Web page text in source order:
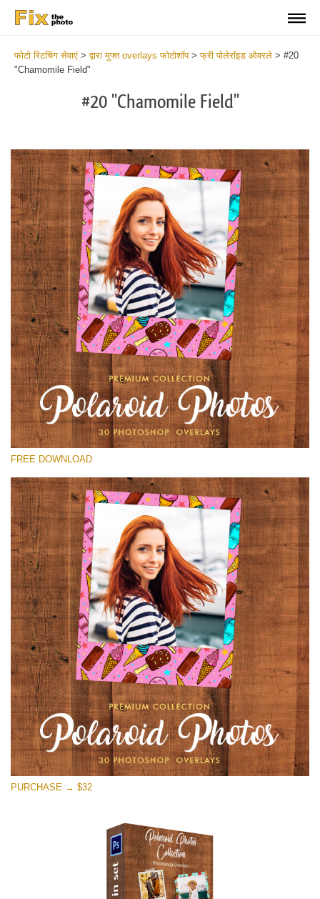
फोटो रिटचिंग सेवाएं >द्वारा मुफ्त overlays फोटोशॉप>फ्री पोलेरॉइड ओवरले > #20
"Chamomile Field"
#20 "Chamomile Field"
कृपया चुने
Free Polaroid Overlay #20
Small 800*1027px
Polaroid Photos
(30 Overlays)
Fairy Tale (344 Overlays)
Large 6000*4000px
Entire Collection
(1783 Overlays)
Large 6000*4000px
मुफ्त डाउनलोड
FREE DOWNLOAD
PURCHASE → $32